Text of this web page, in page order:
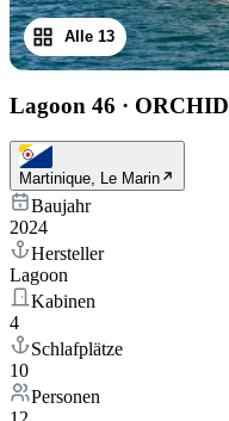
Alle 13
Lagoon 46 · ORCHID
Martinique, Le Marin
Baujahr
2024
Hersteller
Lagoon
Kabinen
4
Schlafplätze
10
Personen